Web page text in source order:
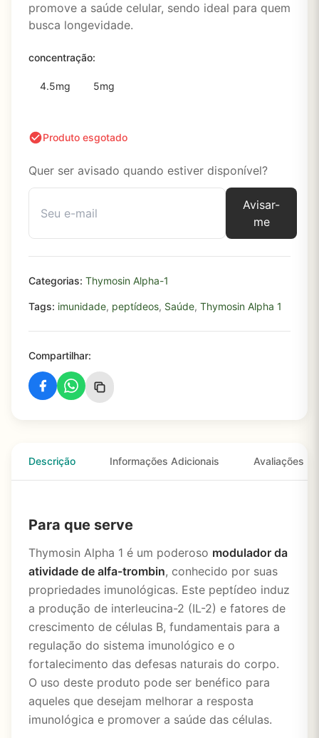
promove a saúde celular, sendo ideal para quem
busca longevidade.
concentração:
4.5mg 5mg
Produto esgotado
Quer ser avisado quando estiver disponível?
Avisar-
me
Categorias: Thymosin Alpha-1
Tags: imunidade, peptídeos, Saúde, Thymosin Alpha 1
Compartilhar:
Descrição Informações Adicionais Avaliações
Para que serve
Thymosin Alpha 1 é um poderoso modulador da
atividade de alfa-trombin, conhecido por suas
propriedades imunológicas. Este peptídeo induz
a produção de interleucina-2 (IL-2) e fatores de
crescimento de células B, fundamentais para a
regulação do sistema imunológico e o
fortalecimento das defesas naturais do corpo.
O uso deste produto pode ser benéfico para
aqueles que desejam melhorar a resposta
imunológica e promover a saúde das células.